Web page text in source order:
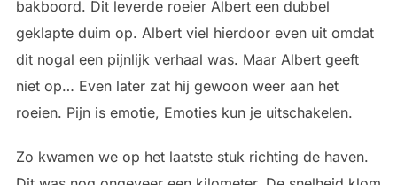
bakboord. Dit leverde roeier Albert een dubbel
geklapte duim op. Albert viel hierdoor even uit omdat
dit nogal een pijnlijk verhaal was. Maar Albert geeft
niet op… Even later zat hij gewoon weer aan het
roeien. Pijn is emotie, Emoties kun je uitschakelen.
Zo kwamen we op het laatste stuk richting de haven.